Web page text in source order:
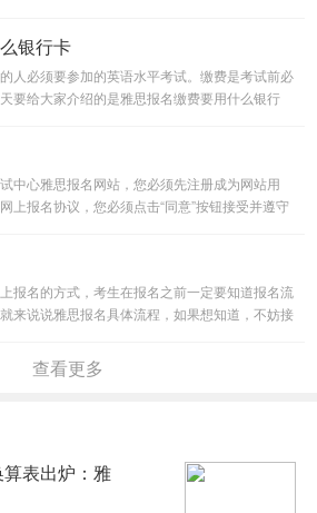
银行卡
人必须要参加的英语水平考试。缴费是考试前必
要给大家介绍的是雅思报名缴费要用什么银行
中心雅思报名网站，您必须先注册成为网站用
上报名协议，您必须点击“同意”按钮接受并遵守
报名的方式，考生在报名之前一定要知道报名流
来说说雅思报名具体流程，如果想知道，不妨接
查看更多
表出炉：雅